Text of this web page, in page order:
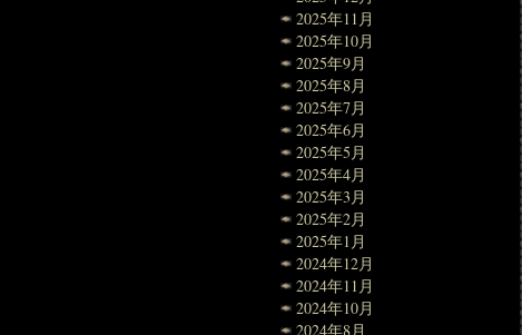
2025年11月
2025年10月
2025年9月
2025年8月
2025年7月
2025年6月
2025年5月
2025年4月
2025年3月
2025年2月
2025年1月
2024年12月
2024年11月
2024年10月
2024年8月